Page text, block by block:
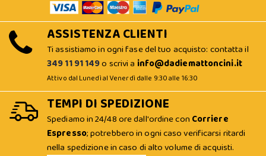
ASSISTENZA CLIENTI
Ti assistiamo in ogni fase del tuo acquisto: contatta il
349 11 91 149o scrivi a info@dadiemattoncini.it
Attivo dal Lunedì al Venerdì dalle 9:30 alle 16:30
TEMPI DI SPEDIZIONE
Spediamo in 24/48 ore dall'ordine con Corriere
Espresso; potrebbero in ogni caso verificarsi ritardi
nella spedizione in caso di alto volume di acquisti.